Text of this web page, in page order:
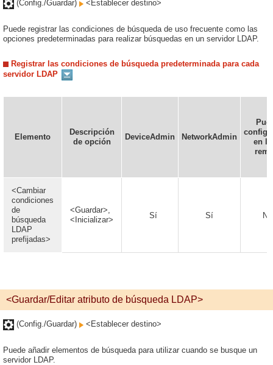
(Config./Guardar) <Establecer destino>
Puede registrar las condiciones de búsqueda de uso frecuente como las
opciones predeterminadas para realizar búsquedas en un servidor LDAP.
Registrar las condiciones de búsqueda predeterminada para cada
servidor LDAP
Elemento
Descripción
de opción
DeviceAdmin NetworkAdmin
en la
<Cambiar
condiciones
de
búsqueda
LDAP
prefijadas>
<Guardar>,
<Inicializar>
Sí Sí No
<Guardar/Editar atributo de búsqueda LDAP>
(Config./Guardar) <Establecer destino>
Puede añadir elementos de búsqueda para utilizar cuando se busque un
servidor LDAP.